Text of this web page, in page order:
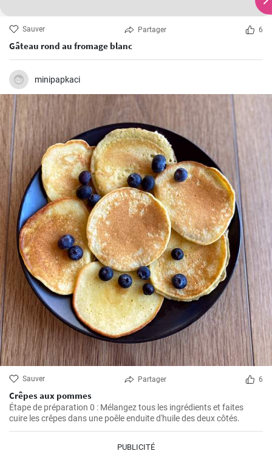
Sauver Partager 6
Gâteau rond au fromage blanc
minipapkaci
Sauver Partager 6
Crêpes aux pommes
Étape de préparation 0 : Mélangez tous les ingrédients et faites
cuire les crêpes dans une poêle enduite d'huile des deux côtés.
PUBLICITÉ